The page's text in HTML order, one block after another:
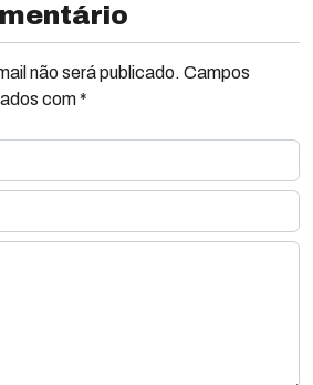
não será publicado. Campos
com *